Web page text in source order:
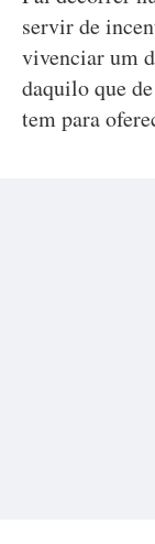
servir de
vivenciar um
daquilo que
tem para